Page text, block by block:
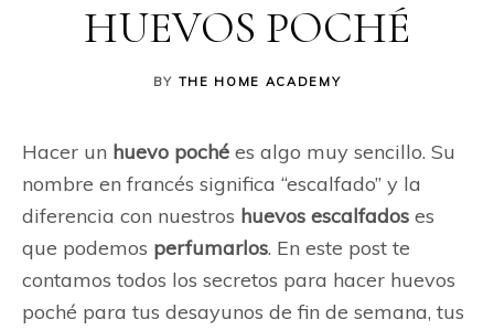
HUEVOS POCHÉ
BY THE HOME ACADEMY
Hacer un huevo poché es algo muy sencillo. Su
nombre en francés significa “escalfado” y la
diferencia con nuestros huevos escalfados es
que podemos perfumarlos. En este post te
contamos todos los secretos para hacer huevos
poché para tus desayunos de fin de semana, tus